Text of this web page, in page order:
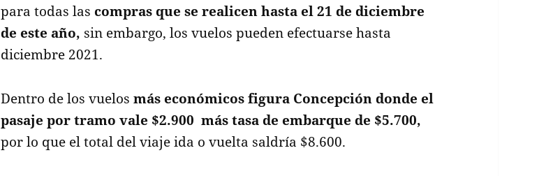
para todas las compras que se realicen hasta el 21 de diciembre
de este año, sin embargo, los vuelos pueden efectuarse hasta
diciembre 2021.
Dentro de los vuelosmás económicos figura Concepción donde el
pasaje por tramo vale $2.900 más tasa de embarque de $5.700,
por lo que el total del viaje ida o vuelta saldría $8.600.